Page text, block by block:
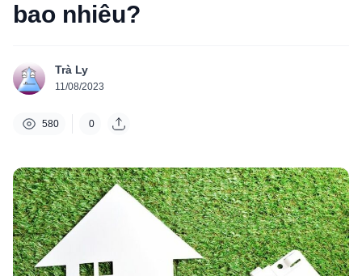
bao nhiêu?
Trà Ly
11/08/2023
580 0